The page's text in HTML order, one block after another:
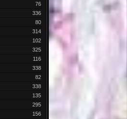
76
336
80
314
102
325
116
338
82
338
135
295
156